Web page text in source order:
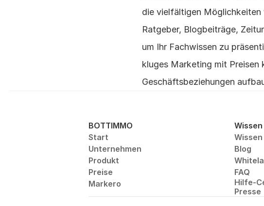
die vielfältigen
Ratgeber, Blogbeiträge,
um Ihr Fachwissen zu
kluges Marketing mit Preisen
Geschäftsbeziehungen
BOTTIMMO
Start
Unternehmen
Produkt
Preise
Markero
Wissen
Wissen
Blog
FAQ
Hilfe-
Presse